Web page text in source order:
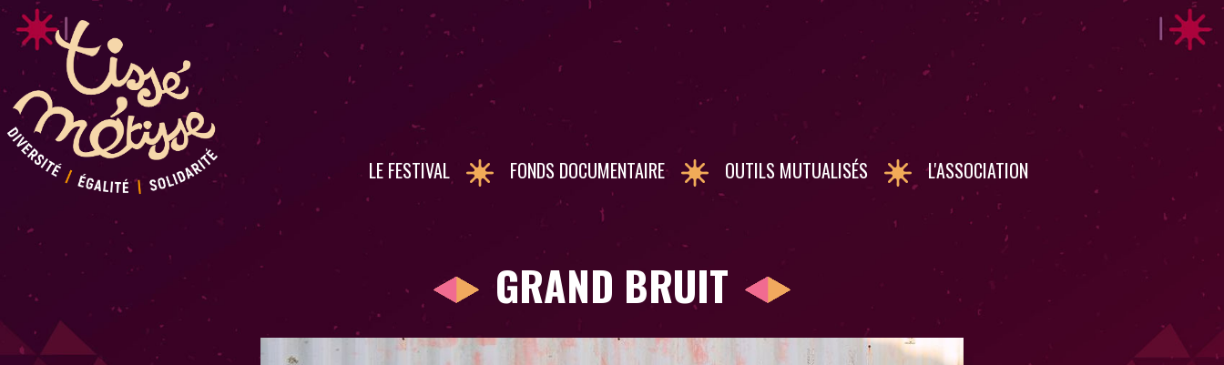
LE FESTIVAL FONDS DOCUMENTAIRE OUTILS MUTUALISÉS L'ASSOCIATION
GRAND BRUIT